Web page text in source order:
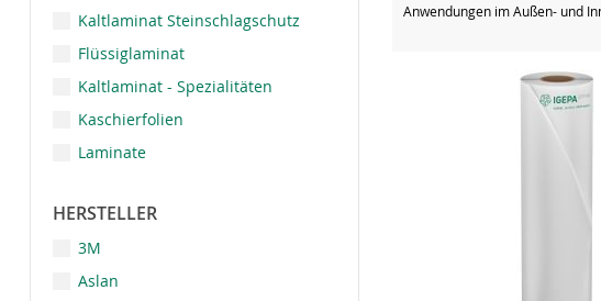
Anwendungen im Außen- und
Kaltlaminat Steinschlagschutz
Flüssiglaminat
Kaltlaminat - Spezialitäten
Kaschierfolien
Laminate
HERSTELLER
3M
Aslan